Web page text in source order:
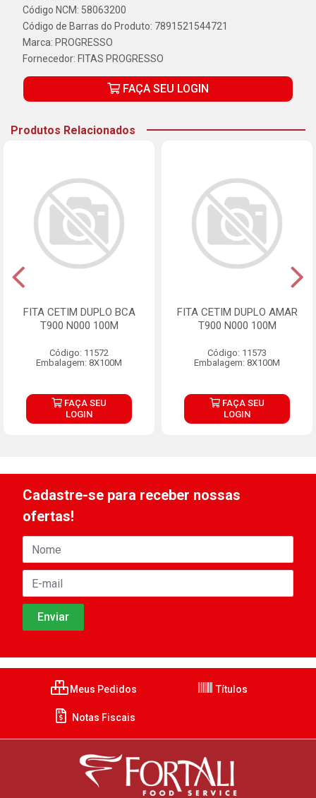
Código NCM: 58063200
Código de Barras do Produto: 7891521544721
Marca: PROGRESSO
Fornecedor: FITAS PROGRESSO
FAÇA SEU LOGIN
Produtos Relacionados
FITA CETIM DUPLO BCA
T900 N000 100M
Código: 11572
Embalagem: 8X100M
FAÇA SEU
LOGIN
FITA CETIM DUPLO AMAR
T900 N000 100M
Código: 11573
Embalagem: 8X100M
FAÇA SEU
LOGIN
Cadastre-se para receber nossas
ofertas!
Meus Pedidos Títulos
Notas Fiscais